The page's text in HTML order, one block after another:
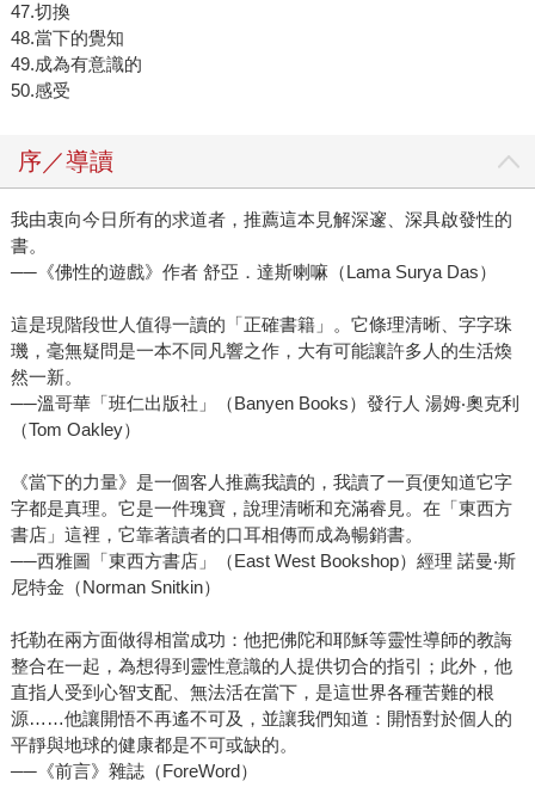
47.切換
48.當下的覺知
49.成為有意識的
50.感受
序／導讀
我由衷向今日所有的求道者，推薦這本見解深邃、深具啟發性的
書。
──《佛性的遊戲》作者 舒亞．達斯喇嘛（Lama Surya Das）
這是現階段世人值得一讀的「正確書籍」。它條理清晰、字字珠
璣，毫無疑問是一本不同凡響之作，大有可能讓許多人的生活煥
然一新。
──溫哥華「班仁出版社」（Banyen Books）發行人 湯姆‧奧克利
（Tom Oakley）
《當下的力量》是一個客人推薦我讀的，我讀了一頁便知道它字
字都是真理。它是一件瑰寶，說理清晰和充滿睿見。在「東西方
書店」這裡，它靠著讀者的口耳相傳而成為暢銷書。
──西雅圖「東西方書店」（East West Bookshop）經理 諾曼‧斯
尼特金（Norman Snitkin）
托勒在兩方面做得相當成功：他把佛陀和耶穌等靈性導師的教誨
整合在一起，為想得到靈性意識的人提供切合的指引；此外，他
直指人受到心智支配、無法活在當下，是這世界各種苦難的根
源……他讓開悟不再遙不可及，並讓我們知道：開悟對於個人的
平靜與地球的健康都是不可或缺的。
──《前言》雜誌（ForeWord）